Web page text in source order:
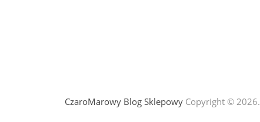
CzaroMarowy Blog Sklepowy Copyright © 2026.